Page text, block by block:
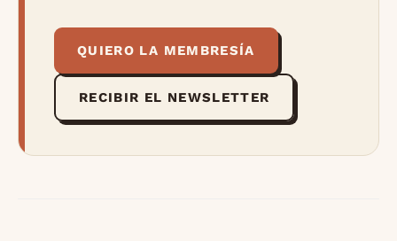
QUIERO LA MEMBRESÍA
RECIBIR EL NEWSLETTER